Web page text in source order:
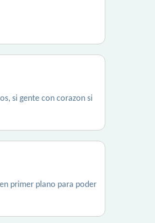
si gente con corazon si
primer plano para poder